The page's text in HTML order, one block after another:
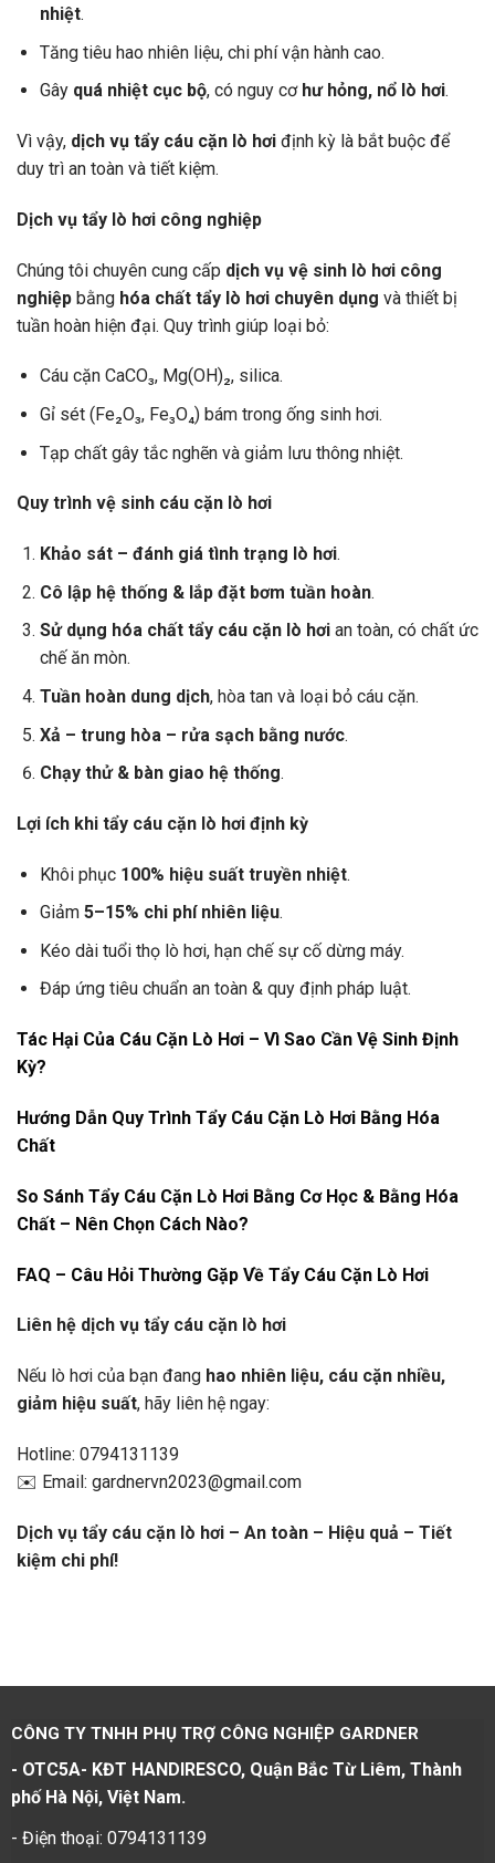
nhiệt.
Tăng tiêu hao nhiên liệu, chi phí vận hành cao.
Gây quá nhiệt cục bộ, có nguy cơ hư hỏng, nổ lò hơi.
Vì vậy, dịch vụ tẩy cáu cặn lò hơi định kỳ là bắt buộc để
duy trì an toàn và tiết kiệm.
Dịch vụ tẩy lò hơi công nghiệp
Chúng tôi chuyên cung cấp dịch vụ vệ sinh lò hơi công
nghiệp bằng hóa chất tẩy lò hơi chuyên dụng và thiết bị
tuần hoàn hiện đại. Quy trình giúp loại bỏ:
Cáu cặn CaCO₃, Mg(OH)₂, silica.
Gỉ sét (Fe₂O₃, Fe₃O₄) bám trong ống sinh hơi.
Tạp chất gây tắc nghẽn và giảm lưu thông nhiệt.
Quy trình vệ sinh cáu cặn lò hơi
Khảo sát – đánh giá tình trạng lò hơi.
Cô lập hệ thống & lắp đặt bơm tuần hoàn.
Sử dụng hóa chất tẩy cáu cặn lò hơian toàn, có chất ức
chế ăn mòn.
Tuần hoàn dung dịch, hòa tan và loại bỏ cáu cặn.
Xả – trung hòa – rửa sạch bằng nước.
Chạy thử & bàn giao hệ thống.
Lợi ích khi tẩy cáu cặn lò hơi định kỳ
Khôi phục 100% hiệu suất truyền nhiệt.
Giảm 5–15% chi phí nhiên liệu.
Kéo dài tuổi thọ lò hơi, hạn chế sự cố dừng máy.
Đáp ứng tiêu chuẩn an toàn & quy định pháp luật.
Tác Hại Của Cáu Cặn Lò Hơi – Vì Sao Cần Vệ Sinh Định
Kỳ?
Hướng Dẫn Quy Trình Tẩy Cáu Cặn Lò Hơi Bằng Hóa
Chất
So Sánh Tẩy Cáu Cặn Lò Hơi Bằng Cơ Học & Bằng Hóa
Chất – Nên Chọn Cách Nào?
FAQ – Câu Hỏi Thường Gặp Về Tẩy Cáu Cặn Lò Hơi
Liên hệ dịch vụ tẩy cáu cặn lò hơi
Nếu lò hơi của bạn đang hao nhiên liệu, cáu cặn nhiều,
giảm hiệu suất, hãy liên hệ ngay:
Hotline: 0794131139
✉️ Email: gardnervn2023@gmail.com
Dịch vụ tẩy cáu cặn lò hơi – An toàn – Hiệu quả – Tiết
kiệm chi phí!
CÔNG TY TNHH PHỤ TRỢ CÔNG NGHIỆP GARDNER
- OTC5A- KĐT HANDIRESCO, Quận Bắc Từ Liêm, Thành
phố Hà Nội, Việt Nam.
- Điện thoại: 0794131139